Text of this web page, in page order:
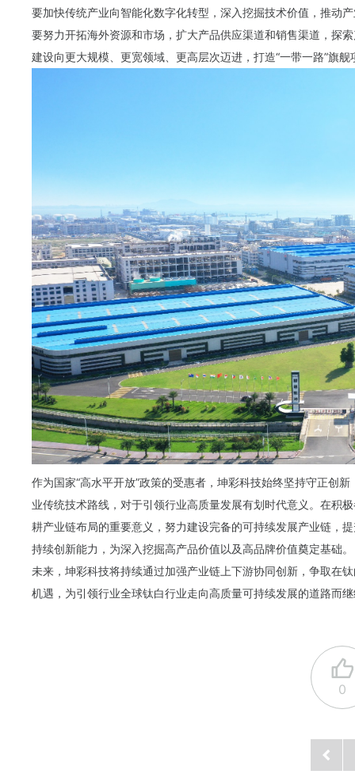
要加快传统产业向智能化数字化转型，深入挖掘技术价值，推动
要努力开拓海外资源和市场，扩大产品供应渠道和销售渠道，探
建设向更大规模、更宽领域、更高层次迈进，打造“一带一路”旗
作为国家“高水平开放”政策的受惠者，坤彩科技始终坚持守正创
业传统技术路线，对于引领行业高质量发展有划时代意义。在积
耕产业链布局的重要意义，努力建设完备的可持续发展产业链，
持续创新能力，为深入挖掘高产品价值以及高品牌价值奠定基础。
未来，坤彩科技将持续通过加强产业链上下游协同创新，争取在
机遇，为引领行业全球钛白行业走向高质量可持续发展的道路而
0